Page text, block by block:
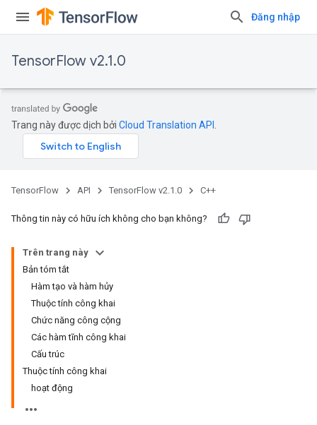
Đăng nhập
TensorFlow v2.1.0
Trang này được dịch bởi Cloud Translation API
TensorFlow API TensorFlow v2.1.0 C++
Thông tin này có hữu ích không cho bạn không?
Trên trang này
Bản tóm tắt
Hàm tạo và hàm hủy
Thuộc tính công khai
Chức năng công cộng
Các hàm tĩnh công khai
Cấu trúc
Thuộc tính công khai
hoạt động